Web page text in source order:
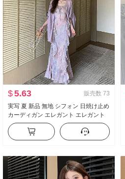
$5.63 販売数 73
実写 夏 新品 無地 シフォン 日焼け止め
カーディガン エレガント エレガント
シフォン フラワープリント ワンピー
ス女 ツーピースセット